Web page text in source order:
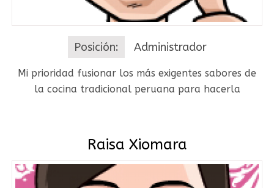
Posición: Administrador
Mi prioridad fusionar los más exigentes sabores de
la cocina tradicional peruana para hacerla
Raisa Xiomara